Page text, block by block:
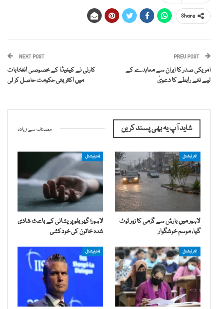
Share
PREV POST
امریکی صدر کا ایران سے معاہدے کے
لیے نئے رابطے کا دعویٰ
NEXT POST
کارنی نے کینیڈا کے خصوصی انتخابات
میں اکثریتی حکومت حاصل کر لی
شاید آپ یہ بھی پسند کریں مصنف سے زیادہ
انٹرنیشنل
لاہور میں بارش سے گرمی کا زور ٹوٹ
گیا، موسم خوشگوار
انٹرنیشنل
لاہور؛ گھریلو پریشانی کے باعث شادی
شدہ خاتون کی خودکشی
انٹرنیشنل انٹرنیشنل